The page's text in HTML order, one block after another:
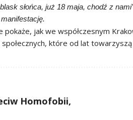
słońca, już 18 maja, chodź z
jak we współczesnym
społecznych, które od lat
Homofobii,